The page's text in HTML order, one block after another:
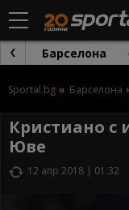
Барселона
Sportal.bg Барселона
Кристиано с
Юве
12 апр 2018 | 01:32